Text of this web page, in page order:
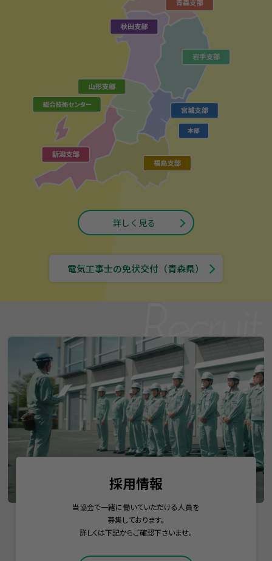
詳しく見る
電気工事士の免状交付（青森県）
採用情報
当協会で一緒に働いていただける人員を
募集しております。
詳しくは下記からご確認下さいませ。